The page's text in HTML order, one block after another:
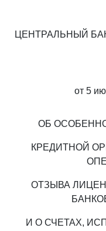
ЦЕНТРАЛЬНЫЙ
от 5
ОБ
КРЕДИТНОЙ
ОТЗЫВА
И О СЧЕТАХ,